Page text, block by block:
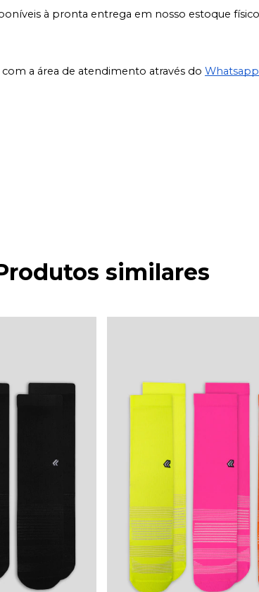
à pronta entrega em nosso estoque
a área de atendimento através do Whatsapp
similares